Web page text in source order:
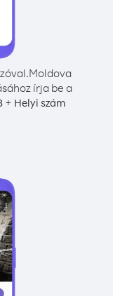
Moldova
írja be a
+ Helyi szám